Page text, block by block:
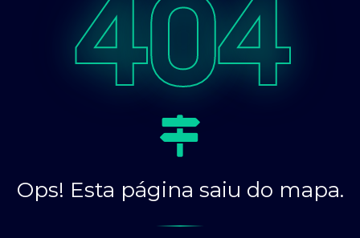
404
Ops! Esta página saiu do mapa.